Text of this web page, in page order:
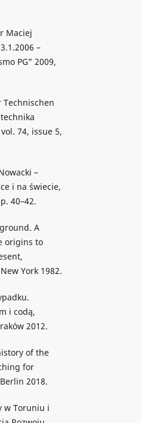
Maciej
–
PG” 2009,
Technischen
74, issue 5,
–
i na świecie,
40–42.
A
origins to
York 1982.
i codą,
2012.
of the
for
2018.
w Toruniu i